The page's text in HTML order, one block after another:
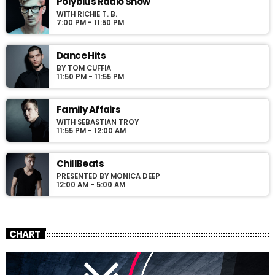
varius laoreet sodales.
WITH RICHIE T. B.
7:00 PM - 11:50 PM
Dance Hits
BY TOM CUFFIA
11:50 PM - 11:55 PM
Family Affairs
WITH SEBASTIAN TROY
11:55 PM - 12:00 AM
ChillBeats
PRESENTED BY MONICA DEEP
12:00 AM - 5:00 AM
CHART